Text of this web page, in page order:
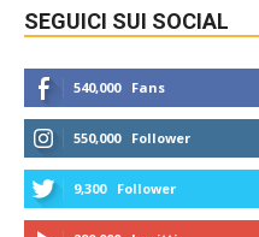
SEGUICI SUI SOCIAL
540,000 Fans
550,000 Follower
9,300 Follower